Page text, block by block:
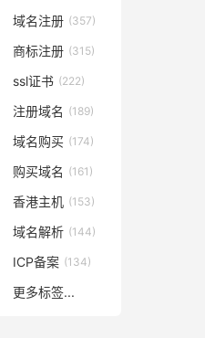
域名注册 (357)
商标注册 (315)
ssl证书 (222)
注册域名 (189)
域名购买 (174)
购买域名 (161)
香港主机 (153)
域名解析 (144)
ICP备案 (134)
更多标签...